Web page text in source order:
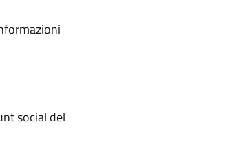
social del